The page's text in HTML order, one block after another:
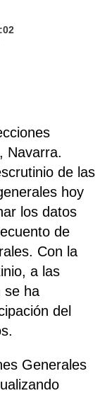
Navarra.
de las
hoy
los datos
de
Con la
a las
se ha
del
Generales